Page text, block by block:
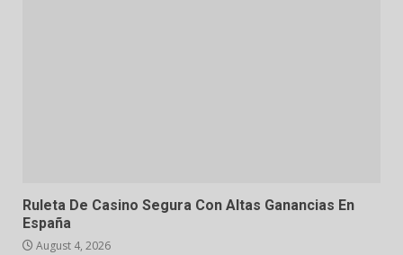
Ruleta De Casino Segura Con Altas Ganancias En
España
August 4, 2026